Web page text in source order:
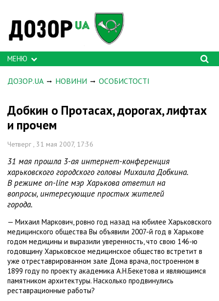
МЕНЮ
ДОЗОР.UA НОВИНИ ОСОБИСТОСТІ
Добкин о Протасах, дорогах, лифтах
и прочем
Четверг , 31 мая 2007, 17:36
31 мая прошла 3-ая интернет-конференция
харьковского городского головы Михаила Добкина.
В режиме on-line мэр Харькова ответил на
вопросы, интересующие простых жителей
города.
— Михаил Маркович, ровно год назад на юбилее Харьковского
медицинского общества Вы объявили 2007-й год в Харькове
годом медицины и выразили уверенность, что свою 146-ю
годовщину Харьковское медицинское общество встретит в
уже отреставрированном зале Дома врача, построенном в
1899 году по проекту академика А.Н.Бекетова и являющимся
памятником архитектуры. Насколько продвинулись
реставрационные работы?